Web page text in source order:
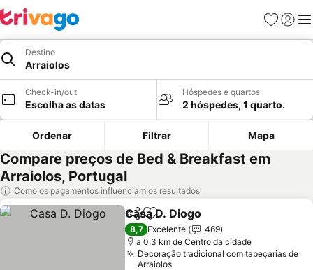
Favoritos
Iniciar
Destino
Arraiolos
Check-in/out
Escolha as datas
Hóspedes e quartos
2 hóspedes, 1 quarto.
Ordenar Filtrar Mapa
Compare preços de Bed & Breakfast em
Arraiolos, Portugal
Como os pagamentos influenciam os resultados
PartilharAdicionar aos favoritos
Casa D. Diogo
8,7 Excelente
469
a 0.3 km de Centro da cidade
Decoração tradicional com tapeçarias de
Arraiolos